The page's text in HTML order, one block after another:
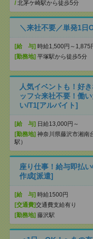
/ 北茅ケ崎駅から徒歩5分
＼来社不要／単発1日
[給 与] 時給1,500円～1,875
[勤務地] 平塚駅から徒歩5分
人気イベントも！好
ッフ☆来社不要！働
い/T1[アルバイト]
[給 与] 日給13,000円～
[勤務地] 神奈川県藤沢市湘南
駅）
座り仕事！給与即払
作成[派遣]
[給 与] 時給1500円
[交通費]交通費支給有り
[勤務地] 藤沢駅